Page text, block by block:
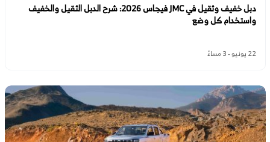
دبل خفيف وثقيل في JMC فيجاس 2026: شرح الدبل الثقيل والخفيف
واستخدام كل وضع
22 يونيو - 3 مساءً